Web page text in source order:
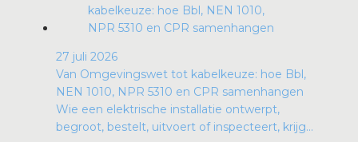
27 juli 2026
Van Omgevingswet tot kabelkeuze: hoe Bbl,
NEN 1010, NPR 5310 en CPR samenhangen
Wie een elektrische installatie ontwerpt,
begroot, bestelt, uitvoert of inspecteert, krijg...